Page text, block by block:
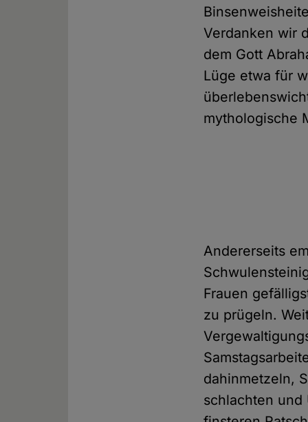
Verdanken wir
dem Gott
Lüge etwa für
mythologische
Andererseits
Frauen
zu prügeln.
dahinmetzeln,
schlachten und